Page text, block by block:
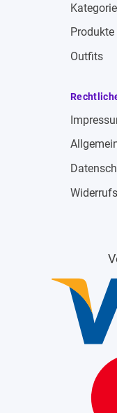
Produkte
Outfits